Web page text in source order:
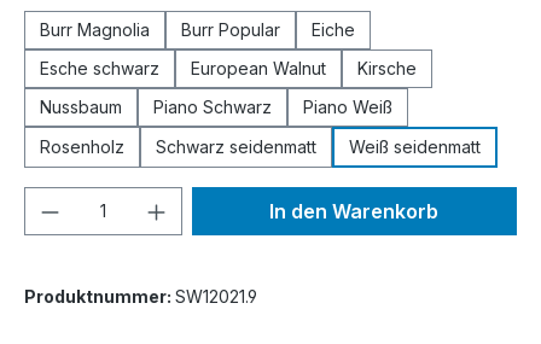
Burr Magnolia Burr Popular
Eiche
Esche schwarz
European Walnut
Kirsche
Nussbaum
Piano Schwarz
Piano Weiß
Rosenholz
Schwarz seidenmatt Weiß seidenmatt
Produkt Anzahl: Gib denIn den Warenkorb
Produktnummer: SW12021.9